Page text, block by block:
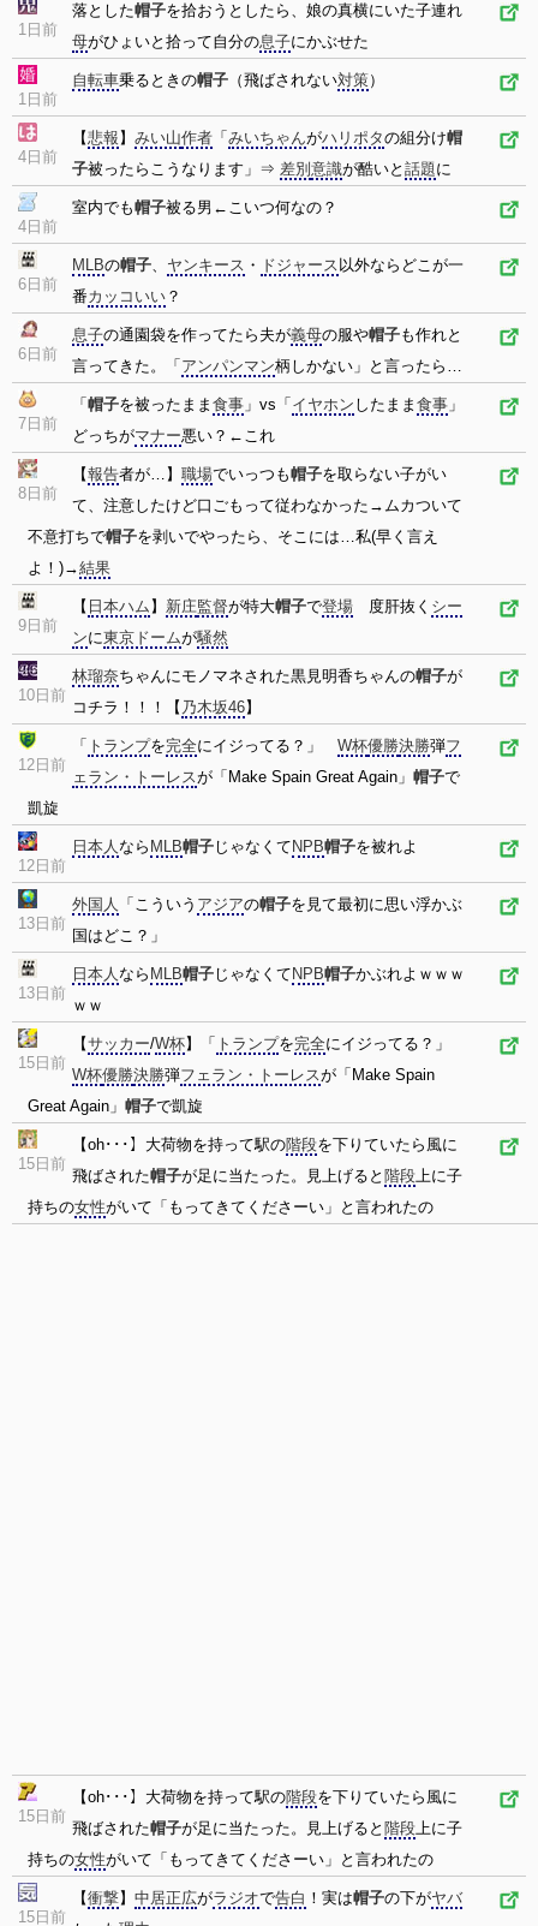
1日前
落とした帽子を拾おうとしたら、娘の真横にいた子連れ
母がひょいと拾って自分の息子にかぶせた
1日前
自転車乗るときの帽子 （飛ばされない対策）
4日前
【悲報 】 みい山作者 「 みいちゃんがハリポタの組分け帽
子被ったらこうなります」⇒ 差別 意識が酷いと 話題に
4日前
室内でも帽子被る男←こいつ何なの？
6日前
MLBの帽子、 ヤンキース ・ ドジャース 以外ならどこが一
番カッコいい ？
6日前
息子の通園袋を作ってたら夫が義母の服や帽子も作れと
言ってきた。「 アンパンマン柄しかない」と言ったら…
7日前
「 帽子を被ったまま 食事 」vs「 イヤホン したまま 食事 」
どっちがマナー悪い？←これ
8日前
【報告者が…】 職場でいっつも帽子を取らない子がい
て、注意したけど口ごもって従わなかった→ムカついて
不意打ちで帽子を剥いでやったら、そこには…私(早く言え
よ！)→結果
9日前
【 日本ハム 】 新庄監督が特大帽子で登場 度肝抜く シー
ンに東京ドームが騒然
10日前
林瑠奈ちゃんにモノマネされた黒見明香ちゃんの帽子が
コチラ！！！【 乃木坂46】
12日前
「 トランプを完全にイジってる？」 W杯優勝決勝弾フ
ェラン・トーレスが「Make Spain Great Again」 帽子で
凱旋
12日前
日本人なら MLB帽子 じゃなくて NPB帽子を被れよ
13日前
外国人 「こういう アジアの帽子を見て最初に思い浮かぶ
国はどこ？」
13日前
日本人なら MLB帽子 じゃなくて NPB帽子かぶれよｗｗｗ
ｗｗ
15日前
【サッカー/W杯】「 トランプを完全にイジってる？」
W杯優勝決勝弾フェラン・トーレスが「Make Spain
Great Again」 帽子で凱旋
15日前
【oh･･･】大荷物を持って駅の階段を下りていたら風に
飛ばされた帽子が足に当たった。見上げると 階段上に子
持ちの女性がいて「もってきてくださーい」と言われたの
15日前
【oh･･･】大荷物を持って駅の階段を下りていたら風に
飛ばされた帽子が足に当たった。見上げると 階段上に子
持ちの女性がいて「もってきてくださーい」と言われたの
15日前
【衝撃】 中居正広がラジオで告白 ！実は帽子の下がヤバ